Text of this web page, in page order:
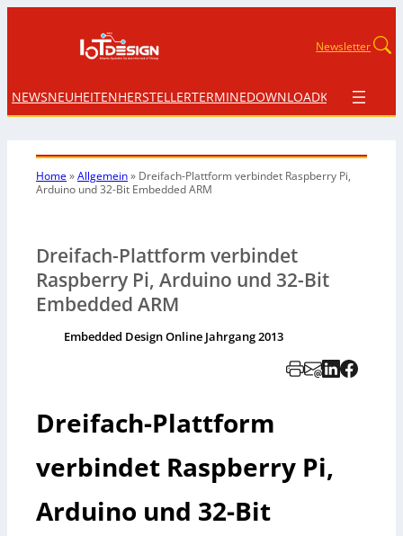
Newsletter
NEWSNEUHEITENHERSTELLERTERMINEDOWNLOADKONTAKT
Home»Allgemein» Dreifach-Plattform verbindet Raspberry Pi,
Arduino und 32-Bit Embedded ARM
Dreifach-Plattform verbindet
Raspberry Pi, Arduino und 32-Bit
Embedded ARM
Embedded Design Online Jahrgang 2013
Dreifach-Plattform
verbindet Raspberry Pi,
Arduino und 32-Bit